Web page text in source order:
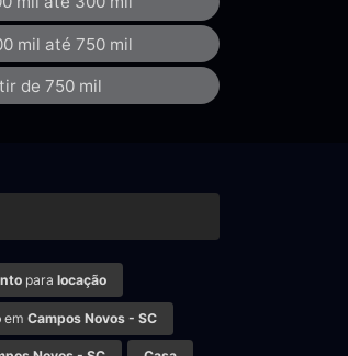
mil até 750 mil
de 750 mil
para locação
emCampos Novos - SC